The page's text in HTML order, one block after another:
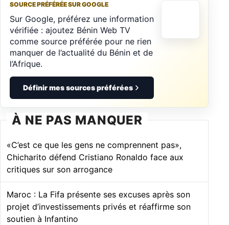
SOURCE PRÉFÉRÉE SUR GOOGLE
Sur Google, préférez une information
vérifiée : ajoutez Bénin Web TV
comme source préférée pour ne rien
manquer de l’actualité du Bénin et de
l’Afrique.
Définir mes sources préférées
À NE PAS MANQUER
«C’est ce que les gens ne comprennent pas»,
Chicharito défend Cristiano Ronaldo face aux
critiques sur son arrogance
Maroc : La Fifa présente ses excuses après son
projet d’investissements privés et réaffirme son
soutien à Infantino